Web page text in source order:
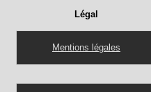
Légal
Mentions légales